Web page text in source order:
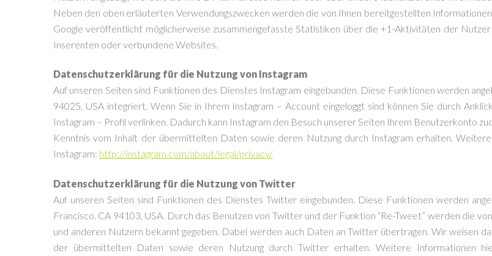
Neben den oben erläuterten Verwendungszwecken werden die von Ihnen bereitgestellten
Google veröffentlicht möglicherweise zusammengefasste Statistiken über die +1-Aktivitäten der
Inserenten oder verbundene Websites.
Datenschutzerklärung für die Nutzung von Instagram
Auf unseren Seiten sind Funktionen des Dienstes Instagram eingebunden. Diese Funktionen werden
94025, USA integriert. Wenn Sie in Ihrem Instagram – Account eingeloggt sind können Sie durch
Instagram – Profil verlinken. Dadurch kann Instagram den Besuch unserer Seiten Ihrem Benutzerkonto
Kenntnis vom Inhalt der übermittelten Daten sowie deren Nutzung durch Instagram erhalten.
Instagram: http://instagram.com/about/legal/privacy/
Datenschutzerklärung für die Nutzung von Twitter
Auf unseren Seiten sind Funktionen des Dienstes Twitter eingebunden. Diese Funktionen werden
Francisco, CA 94103, USA. Durch das Benutzen von Twitter und der Funktion “Re-Tweet” werden die
und anderen Nutzern bekannt gegeben. Dabei werden auch Daten an Twitter übertragen. Wir weisen
der übermittelten Daten sowie deren Nutzung durch Twitter erhalten. Weitere Informationen